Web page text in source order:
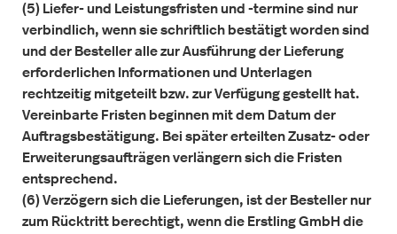
(5) Liefer- und Leistungsfristen und -termine sind nur
verbindlich, wenn sie schriftlich bestätigt worden sind
und der Besteller alle zur Ausführung der Lieferung
erforderlichen Informationen und Unterlagen
rechtzeitig mitgeteilt bzw. zur Verfügung gestellt hat.
Vereinbarte Fristen beginnen mit dem Datum der
Auftragsbestätigung. Bei später erteilten Zusatz- oder
Erweiterungsaufträgen verlängern sich die Fristen
entsprechend.
(6) Verzögern sich die Lieferungen, ist der Besteller nur
zum Rücktritt berechtigt, wenn die Erstling GmbH die